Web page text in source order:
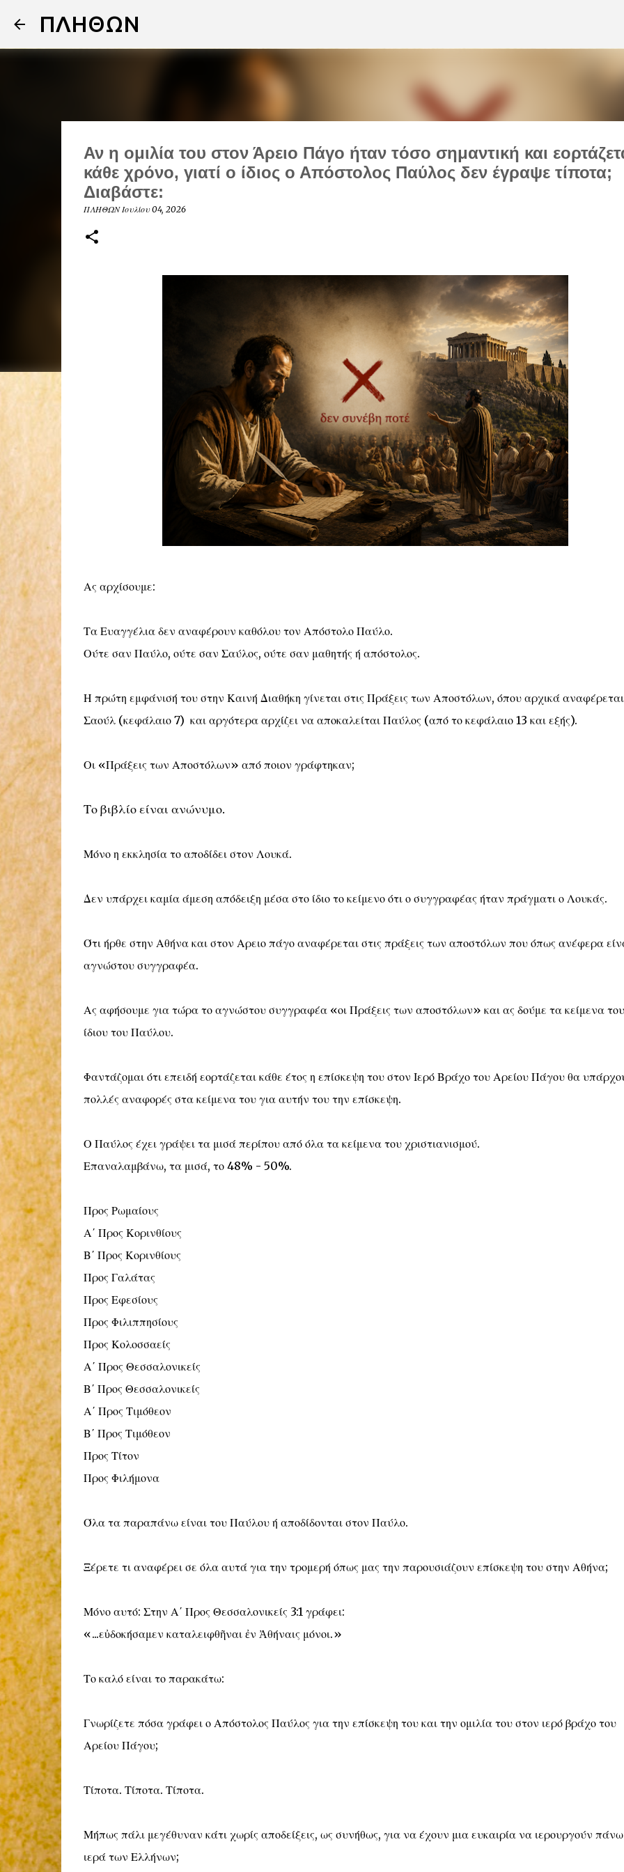
ΠΛΗΘΩΝ
Αν η ομιλία του στον Άρειο Πάγο ήταν τόσο σημαντική και
κάθε χρόνο, γιατί ο ίδιος ο Απόστολος Παύλος δεν έγραψε τίποτα;
Διαβάστε:
ΠΛΗΘΩΝ Ιουλίου 04, 2026
Ας αρχίσουμε:
Τα Ευαγγέλια δεν αναφέρουν καθόλου τον Απόστολο Παύλο.
Ούτε σαν Παύλο, ούτε σαν Σαύλος, ούτε σαν μαθητής ή απόστολος.
Η πρώτη εμφάνισή του στην Καινή Διαθήκη γίνεται στις Πράξεις των Αποστόλων, όπου αρχικά
Σαούλ (κεφάλαιο 7) και αργότερα αρχίζει να αποκαλείται Παύλος (από το κεφάλαιο 13 και εξής).
Οι «Πράξεις των Αποστόλων» από ποιον γράφτηκαν;
Το βιβλίο είναι ανώνυμο.
Μόνο η εκκλησία το αποδίδει στον Λουκά.
Δεν υπάρχει καμία άμεση απόδειξη μέσα στο ίδιο το κείμενο ότι ο συγγραφέας ήταν πράγματι ο Λουκάς.
Ότι ήρθε στην Αθήνα και στον Αρειο πάγο αναφέρεται στις πράξεις των αποστόλων που όπως ανέφερα
αγνώστου συγγραφέα.
Ας αφήσουμε για τώρα το αγνώστου συγγραφέα «οι Πράξεις των αποστόλων» και ας δούμε τα κείμενα του
ίδιου του Παύλου.
Φαντάζομαι ότι επειδή εορτάζεται κάθε έτος η επίσκεψη του στον Ιερό Βράχο του Αρείου Πάγου θα
πολλές αναφορές στα κείμενα του για αυτήν του την επίσκεψη.
Ο Παύλος έχει γράψει τα μισά περίπου από όλα τα κείμενα του χριστιανισμού.
Επαναλαμβάνω, τα μισά, το 48% - 50%.
Προς Ρωμαίους
Α΄ Προς Κορινθίους
Β΄ Προς Κορινθίους
Προς Γαλάτας
Προς Εφεσίους
Προς Φιλιππησίους
Προς Κολοσσαείς
Α΄ Προς Θεσσαλονικείς
Β΄ Προς Θεσσαλονικείς
Α΄ Προς Τιμόθεον
Β΄ Προς Τιμόθεον
Προς Τίτον
Προς Φιλήμονα
Όλα τα παραπάνω είναι του Παύλου ή αποδίδονται στον Παύλο.
Ξέρετε τι αναφέρει σε όλα αυτά για την τρομερή όπως μας την παρουσιάζουν επίσκεψη του στην Αθήνα;
Μόνο αυτό: Στην Α΄ Προς Θεσσαλονικείς 3:1 γράφει:
«...εὐδοκήσαμεν καταλειφθῆναι ἐν Ἀθήναις μόνοι.»
Το καλό είναι το παρακάτω:
Γνωρίζετε πόσα γράφει ο Απόστολος Παύλος για την επίσκεψη του και την ομιλία του στον ιερό βράχο του
Αρείου Πάγου;
Τίποτα. Τίποτα. Τίποτα.
Μήπως πάλι μεγέθυναν κάτι χωρίς αποδείξεις, ως συνήθως, για να έχουν μια ευκαιρία να ιερουργούν
ιερά των Ελλήνων;